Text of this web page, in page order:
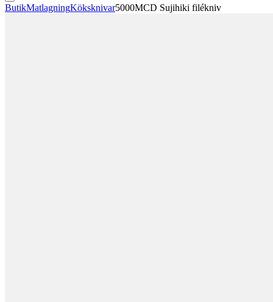
ButikMatlagningKöksknivar5000MCD Sujihiki filékniv